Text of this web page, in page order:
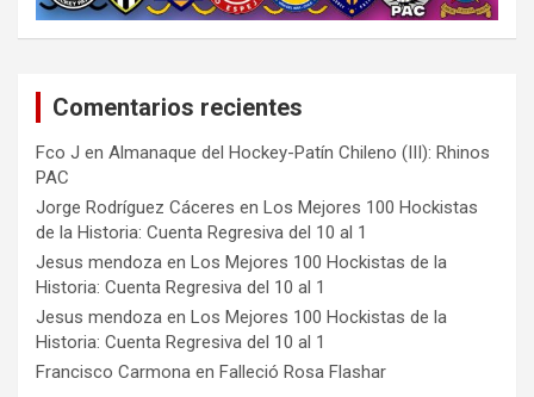
Comentarios recientes
Fco J en Almanaque del Hockey-Patín Chileno (III): Rhinos
PAC
Jorge Rodríguez Cáceres en Los Mejores 100 Hockistas
de la Historia: Cuenta Regresiva del 10 al 1
Jesus mendoza en Los Mejores 100 Hockistas de la
Historia: Cuenta Regresiva del 10 al 1
Jesus mendoza en Los Mejores 100 Hockistas de la
Historia: Cuenta Regresiva del 10 al 1
Francisco Carmona en Falleció Rosa Flashar